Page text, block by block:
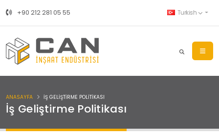
+90 212 281 05 55 Turkish
İş Geliştirme Politikası
ANASAYFA İŞ GELIŞTIRME POLITIKASI